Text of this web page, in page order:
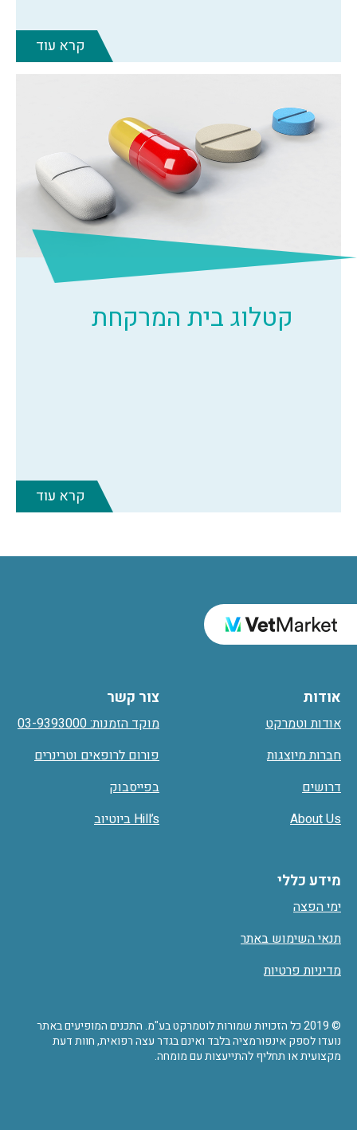
קרא עוד
קטלוג בית המרקחת
קרא עוד
אודות
אודות וטמרקט
חברות מיוצגות
דרושים
About Us
מידע כללי
ימי הפצה
תנאי השימוש באתר
מדיניות פרטיות
צור קשר
מוקד הזמנות: 03-9393000
פורום לרופאים וטרינרים
בפייסבוק
Hill’s ביוטיוב
© 2019 כל הזכויות שמורות לוטמרקט בע"מ. התכנים המופיעים באתר
נועדו לספק אינפורמציה בלבד ואינם בגדר עצה רפואית, חוות דעת
מקצועית או תחליף להתייעצות עם מומחה.